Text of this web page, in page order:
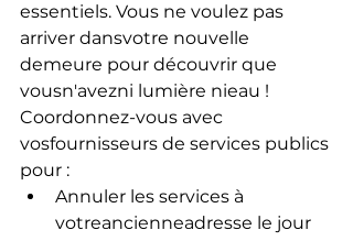
essentiels. Vous ne voulez pas
arriver dansvotre nouvelle
demeure pour découvrir que
vousn'avezni lumière nieau !
Coordonnez-vous avec
vosfournisseurs de services publics
pour :
Annuler les services à
votreancienneadresse le jour